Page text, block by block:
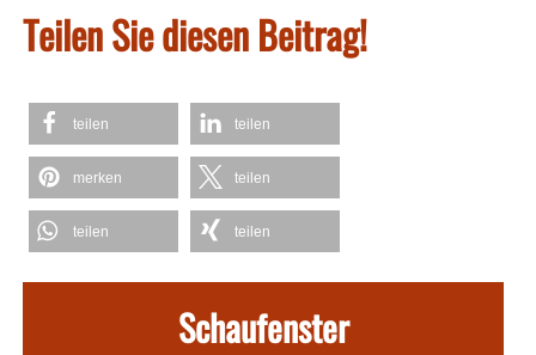
Teilen Sie diesen Beitrag!
teilen teilen
merken teilen
teilen teilen
Schaufenster